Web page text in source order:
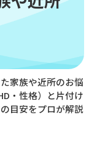
家族や近所のお悩
・性格）と片付け
目安をプロが解説